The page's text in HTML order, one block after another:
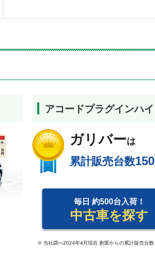
アコードプラグインハ
ガリバーは
累計販売台数150
毎日 約500台入荷！
中古車を探す
当社調べ2024年4月現在 創業からの累計販売台数